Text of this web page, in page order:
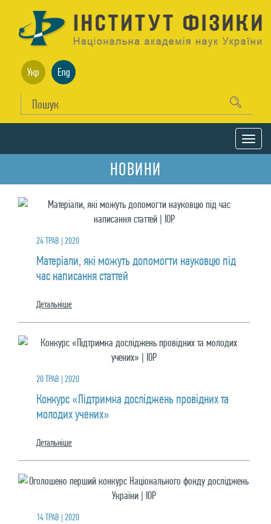
Укр Eng
НОВИНИ
24 ТРАВ | 2020
Матеріали, які можуть допомогти науковцю під
час написання статтей
Детальнiше
20 ТРАВ | 2020
Конкурс «Підтримка досліджень провідних та
молодих учених»
Детальнiше
14 ТРАВ | 2020